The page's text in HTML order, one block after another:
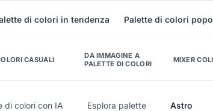
di colori in tendenza Palette di colori
CASUALI
DA IMMAGINE A
PALETTE DI COLORI
MIXER
di colori con IA Esplora palette Astro